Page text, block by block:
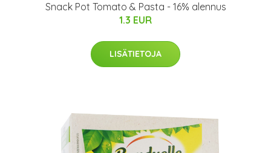
Snack Pot Tomato & Pasta - 16% alennus
1.3 EUR
LISÄTIETOJA